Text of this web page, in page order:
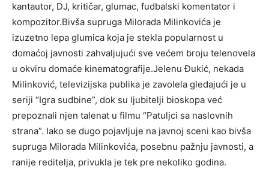
kantautor, DJ, kritičar, glumac, fudbalski komentator i
kompozitor.Bivša supruga Milorada Milinkovića je
izuzetno lepa glumica koja je stekla popularnost u
domaćoj javnosti zahvaljujući sve većem broju telenovela
u okviru domaće kinematografije.Jelenu Đukić, nekada
Milinković, televizijska publika je zavolela gledajući je u
seriji “Igra sudbine”, dok su ljubitelji bioskopa već
prepoznali njen talenat u filmu “Patuljci sa naslovnih
strana”. Iako se dugo pojavljuje na javnoj sceni kao bivša
supruga Milorada Milinkovića, posebnu pažnju javnosti, a
ranije reditelja, privukla je tek pre nekoliko godina.